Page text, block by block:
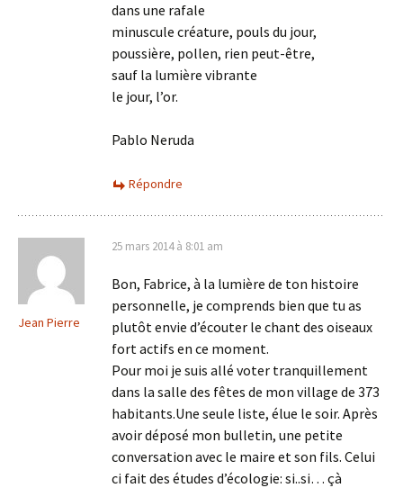
dans une rafale
minuscule créature, pouls du jour,
poussière, pollen, rien peut-être,
sauf la lumière vibrante
le jour, l’or.
Pablo Neruda
Répondre
Jean Pierre
25 mars 2014 à 8:01 am
Bon, Fabrice, à la lumière de ton histoire
personnelle, je comprends bien que tu as
plutôt envie d’écouter le chant des oiseaux
fort actifs en ce moment.
Pour moi je suis allé voter tranquillement
dans la salle des fêtes de mon village de 373
habitants.Une seule liste, élue le soir. Après
avoir déposé mon bulletin, une petite
conversation avec le maire et son fils. Celui
ci fait des études d’écologie: si..si… çà